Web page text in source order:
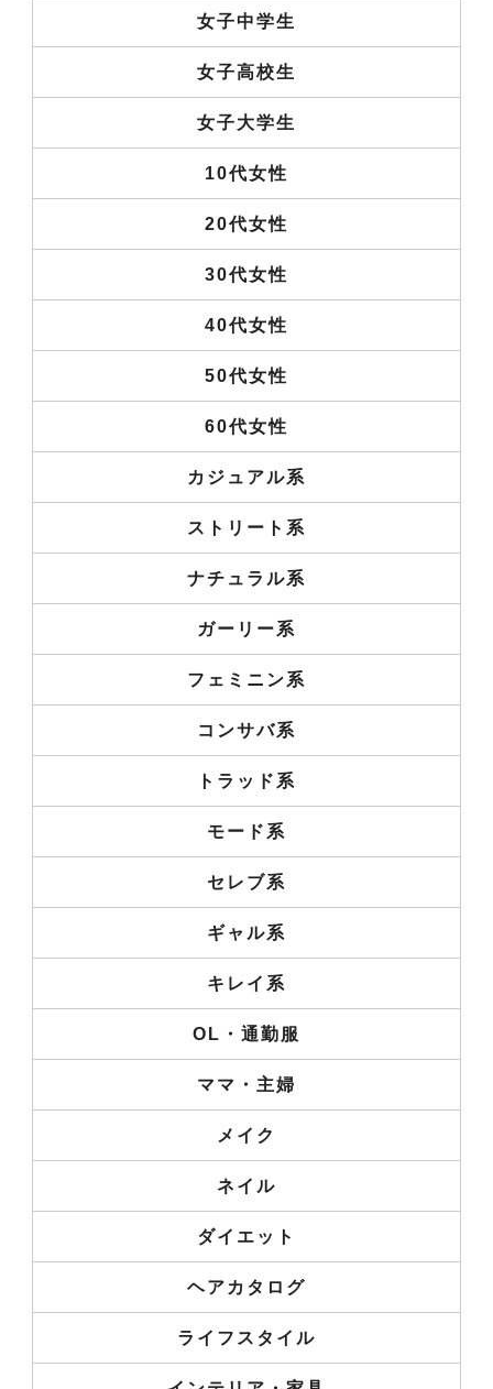
女子中学生
女子高校生
女子大学生
10代女性
20代女性
30代女性
40代女性
50代女性
60代女性
カジュアル系
ストリート系
ナチュラル系
ガーリー系
フェミニン系
コンサバ系
トラッド系
モード系
セレブ系
ギャル系
キレイ系
OL・通勤服
ママ・主婦
メイク
ネイル
ダイエット
ヘアカタログ
ライフスタイル